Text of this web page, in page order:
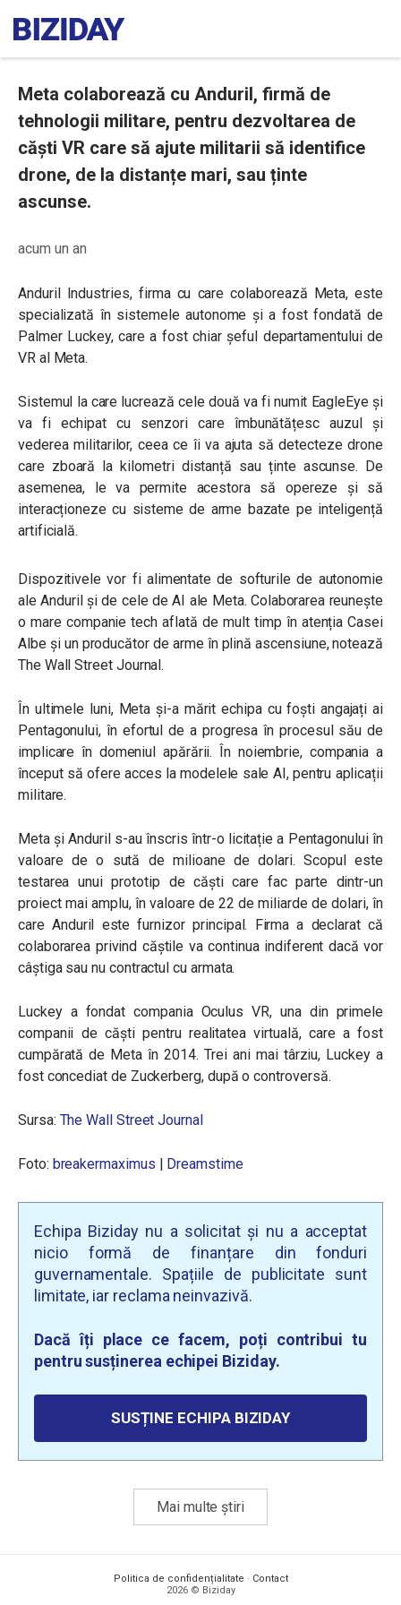
Meta colaborează cu Anduril, firmă de
tehnologii militare, pentru dezvoltarea de
căști VR care să ajute militarii să identifice
drone, de la distanțe mari, sau ținte
ascunse.
acum un an
Anduril Industries, firma cu care colaborează Meta, este
specializată în sistemele autonome și a fost fondată de
Palmer Luckey, care a fost chiar șeful departamentului de
VR al Meta.
Sistemul la care lucrează cele două va fi numit EagleEye și
va fi echipat cu senzori care îmbunătățesc auzul și
vederea militarilor, ceea ce îi va ajuta să detecteze drone
care zboară la kilometri distanță sau ținte ascunse. De
asemenea, le va permite acestora să opereze și să
interacționeze cu sisteme de arme bazate pe inteligență
artificială.
Dispozitivele vor fi alimentate de softurile de autonomie
ale Anduril și de cele de AI ale Meta. Colaborarea reunește
o mare companie tech aflată de mult timp în atenția Casei
Albe și un producător de arme în plină ascensiune, notează
The Wall Street Journal.
În ultimele luni, Meta și-a mărit echipa cu foști angajați ai
Pentagonului, în efortul de a progresa în procesul său de
implicare în domeniul apărării. În noiembrie, compania a
început să ofere acces la modelele sale AI, pentru aplicații
militare.
Meta și Anduril s-au înscris într-o licitație a Pentagonului în
valoare de o sută de milioane de dolari. Scopul este
testarea unui prototip de căști care fac parte dintr-un
proiect mai amplu, în valoare de 22 de miliarde de dolari, în
care Anduril este furnizor principal. Firma a declarat că
colaborarea privind căștile va continua indiferent dacă vor
câștiga sau nu contractul cu armata.
Luckey a fondat compania Oculus VR, una din primele
companii de căști pentru realitatea virtuală, care a fost
cumpărată de Meta în 2014. Trei ani mai târziu, Luckey a
fost concediat de Zuckerberg, după o controversă.
Sursa: The Wall Street Journal
Foto: breakermaximus | Dreamstime
Echipa Biziday nu a solicitat și nu a acceptat
nicio formă de finanțare din fonduri
guvernamentale. Spațiile de publicitate sunt
limitate, iar reclama neinvazivă.
Dacă îți place ce facem, poți contribui tu
pentru susținerea echipei Biziday.
SUSȚINE ECHIPA BIZIDAY
Mai multe știri
Politica de confidențialitate · Contact
2026 © Biziday